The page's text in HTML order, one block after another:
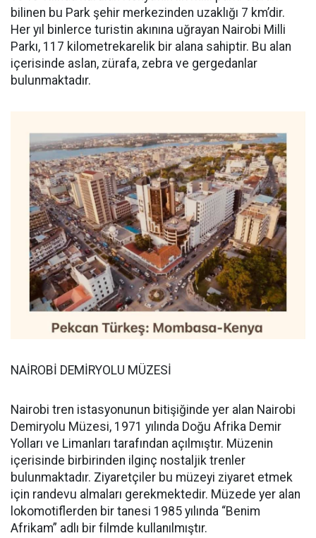
bilinen bu Park şehir merkezinden uzaklığı 7 km’dir.
Her yıl binlerce turistin akınına uğrayan Nairobi Milli
Parkı, 117 kilometrekarelik bir alana sahiptir. Bu alan
içerisinde aslan, zürafa, zebra ve gergedanlar
bulunmaktadır.
NAİROBİ DEMİRYOLU MÜZESİ
Nairobi tren istasyonunun bitişiğinde yer alan Nairobi
Demiryolu Müzesi, 1971 yılında Doğu Afrika Demir
Yolları ve Limanları tarafından açılmıştır. Müzenin
içerisinde birbirinden ilginç nostaljik trenler
bulunmaktadır. Ziyaretçiler bu müzeyi ziyaret etmek
için randevu almaları gerekmektedir. Müzede yer alan
lokomotiflerden bir tanesi 1985 yılında “Benim
Afrikam” adlı bir filmde kullanılmıştır.